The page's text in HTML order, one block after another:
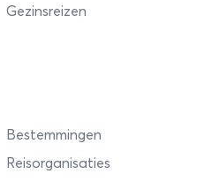
Gezinsreizen
Bestemmingen
Reisorganisaties